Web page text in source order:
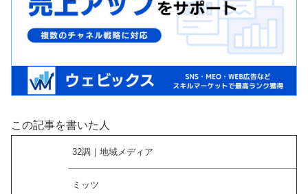
この記事を書いた人
32調｜地域メディア
ミッツ